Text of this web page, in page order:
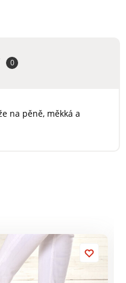
0
na pěně, měkká a